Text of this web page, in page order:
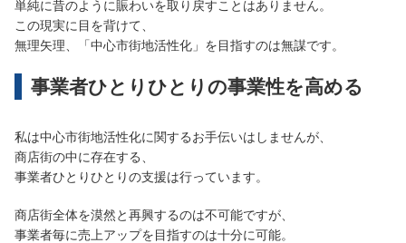
単純に昔のように賑わいを取り戻すことはありません。
この現実に目を背けて、
無理矢理、「中心市街地活性化」を目指すのは無謀です。
事業者ひとりひとりの事業性を高める
私は中心市街地活性化に関するお手伝いはしませんが、
商店街の中に存在する、
事業者ひとりひとりの支援は行っています。
商店街全体を漠然と再興するのは不可能ですが、
事業者毎に売上アップを目指すのは十分に可能。